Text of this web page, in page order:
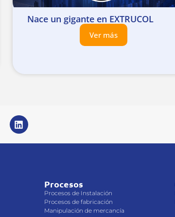
Nace un gigante en EXTRUCOL
Ver más
Procesos
Procesos de Instalación
Procesos de fabricación
Manipulación de mercancía